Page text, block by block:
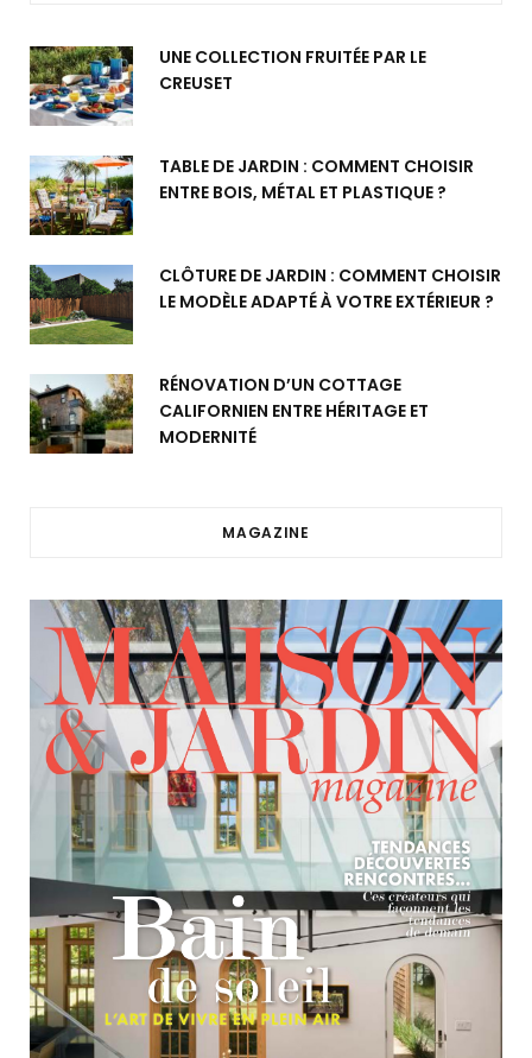
UNE COLLECTION FRUITÉE PAR LE
CREUSET
TABLE DE JARDIN : COMMENT CHOISIR
ENTRE BOIS, MÉTAL ET PLASTIQUE ?
CLÔTURE DE JARDIN : COMMENT CHOISIR
LE MODÈLE ADAPTÉ À VOTRE EXTÉRIEUR ?
RÉNOVATION D’UN COTTAGE
CALIFORNIEN ENTRE HÉRITAGE ET
MODERNITÉ
MAGAZINE